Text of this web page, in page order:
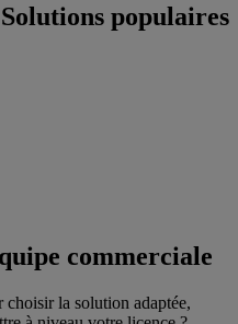
Solutions populaires
commerciale
choisir la solution adaptée,